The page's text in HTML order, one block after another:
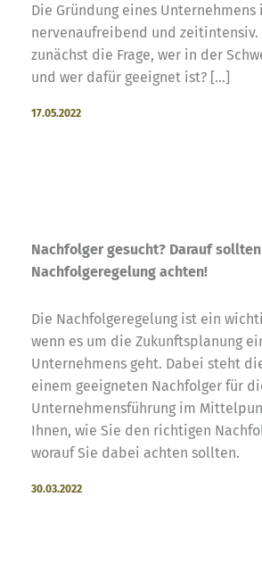
Die Gründung eines Unternehmens
nervenaufreibend und
zunächst die Frage, wer in der
und wer dafür geeignet ist? [...]
17.05.2022
Nachfolger gesucht? Darauf
Nachfolgeregelung achten!
Die Nachfolgeregelung ist ein
wenn es um die Zukunftsplanung
Unternehmens geht. Dabei steht
einem geeigneten Nachfolger für
Unternehmensführung im
Ihnen, wie Sie den richtigen
worauf Sie dabei achten sollten.
30.03.2022